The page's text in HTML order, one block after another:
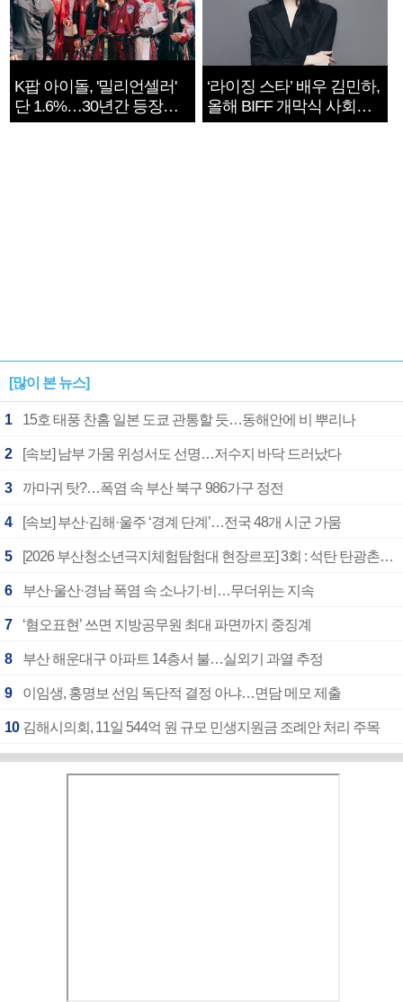
K팝 아이돌, '밀리언셀러'
단 1.6%…30년간 등장
1182개팀 전수조사
‘라이징 스타’ 배우 김민하,
올해 BIFF 개막식 사회자
확정
[많이 본 뉴스]
1 15호 태풍 찬홈 일본 도쿄 관통할 듯…동해안에 비 뿌리나
2 [속보] 남부 가뭄 위성서도 선명…저수지 바닥 드러났다
3 까마귀 탓?…폭염 속 부산 북구 986가구 정전
4 [속보] 부산·김해·울주 ‘경계 단계’…전국 48개 시군 가뭄
5 [2026 부산청소년극지체험탐험대 현장르포] 3회 : 석탄 탄광촌에서 북극 연구의 중심지로
6 부산·울산·경남 폭염 속 소나기·비…무더위는 지속
7 ‘혐오표현’ 쓰면 지방공무원 최대 파면까지 중징계
8 부산 해운대구 아파트 14층서 불…실외기 과열 추정
9 이임생, 홍명보 선임 독단적 결정 아냐…면담 메모 제출
10 김해시의회, 11일 544억 원 규모 민생지원금 조례안 처리 주목